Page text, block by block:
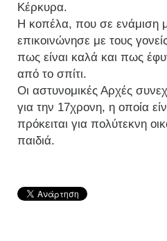
Κέρκυρα.
Η κοπέλα, που σε ενάμιση
επικοινώνησε με τους
πως είναι καλά και πως
από το σπίτι.
Οι αστυνομικές Αρχές
για την 17χρονη, η οποία
πρόκειται για πολύτεκνη
παιδιά.